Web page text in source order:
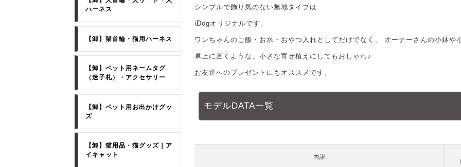
シンプルで飾り気のない無地タイプは
iDogオリジナルです。
ワンちゃんのご飯・お水・おやつ入れとしてだけでなく、 オーナーさんの小鉢や
卓上に置くような、小さな寄せ植えにしてもおしゃれ♪
お友達へのプレゼントにもオススメです。
モデルDATA一覧
内訳
ハーネス
【卸】猫首輪・猫用ハーネス
【卸】ペット用ネームタグ
（迷子札）・アクセサリー
【卸】ペット用お出かけグッ
ズ
【卸】猫用品・猫グッズ｜ア
イキャット